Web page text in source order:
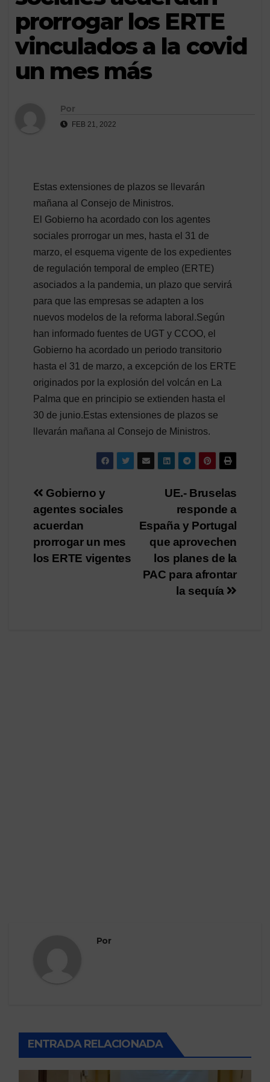
prorrogar los ERTE
vinculados a la covid
un mes más
Por
FEB 21, 2022
Estas extensiones de plazos se llevarán
mañana al Consejo de Ministros.
El Gobierno ha acordado con los agentes
sociales prorrogar un mes, hasta el 31 de
marzo, el esquema vigente de los expedientes
de regulación temporal de empleo (ERTE)
asociados a la pandemia, un plazo que servirá
para que las empresas se adapten a los
nuevos modelos de la reforma laboral.Según
han informado fuentes de UGT y CCOO, el
Gobierno ha acordado un periodo transitorio
hasta el 31 de marzo, a excepción de los ERTE
originados por la explosión del volcán en La
Palma que en principio se extienden hasta el
30 de junio.Estas extensiones de plazos se
llevarán mañana al Consejo de Ministros.
Navegación
de
entradas
UE.- Bruselas
responde a
España y Portugal
que aprovechen
los planes de la
PAC para afrontar
la sequía
Gobierno y
agentes sociales
acuerdan
prorrogar un mes
los ERTE vigentes
Por
ENTRADA RELACIONADA